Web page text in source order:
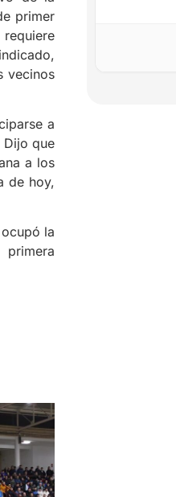
primer
vecinos
a
que
a los
de hoy,
la